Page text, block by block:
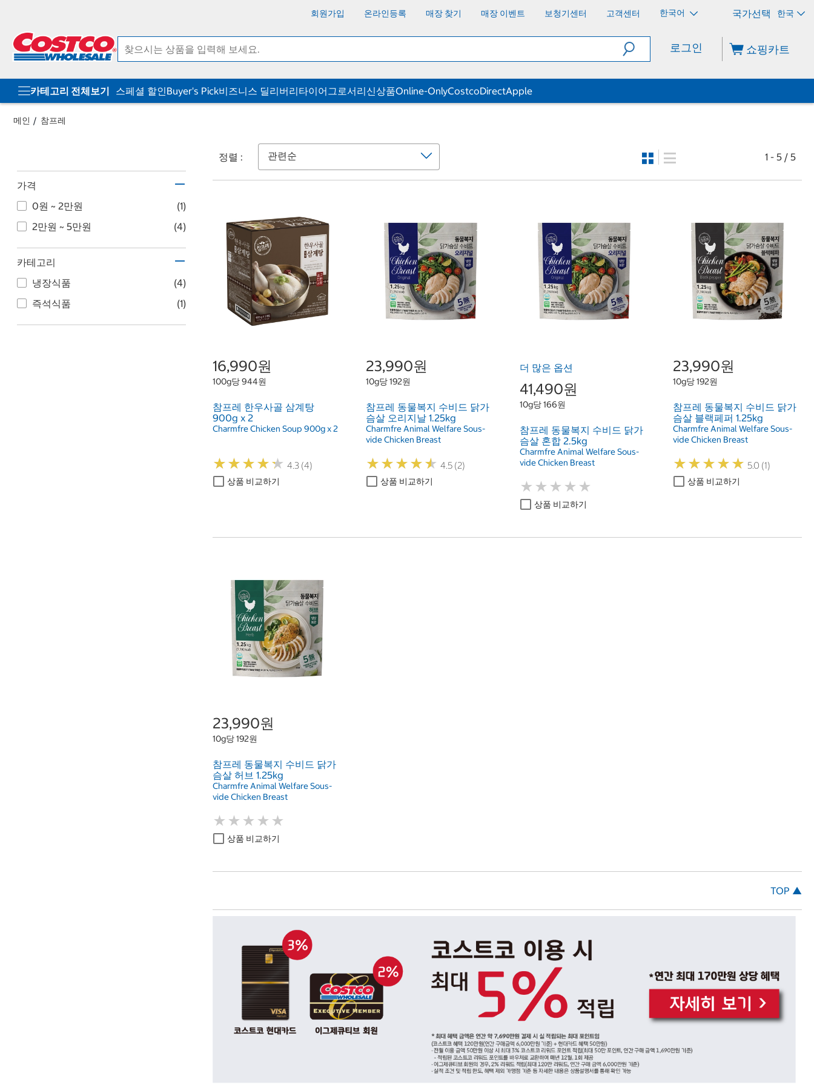
회원가입 온라인등록 매장 찾기 매장 이벤트 보청기센터 고객센터 한국어 한국
로그인 쇼핑카트
카테고리 전체보기 스페셜 할인Buyer's Pick비즈니스 딜리버리타이어그로서리신상품Online-OnlyCostcoDirectApple
메인 참프레
가격
0원 ~ 2만원
(1)
2만원 ~ 5만원
(4)
카테고리
냉장식품
(4)
즉석식품
(1)
정렬 : 1 - 5 / 5
16,990원
100g당 944원
참프레 한우사골 삼계탕
900g x 2
Charmfre Chicken Soup 900g x 2
★★★★★
★★★★★ 4.3 (4)
상품 비교하기
23,990원
10g당 192원
참프레 동물복지 수비드 닭가
슴살 오리지날 1.25kg
Charmfre Animal Welfare Sous-
vide Chicken Breast
★★★★★
★★★★★ 4.5 (2)
상품 비교하기
더 많은 옵션
41,490원
10g당 166원
참프레 동물복지 수비드 닭가
슴살 혼합 2.5kg
Charmfre Animal Welfare Sous-
vide Chicken Breast
★ ★ ★ ★ ★
★ ★ ★ ★ ★
상품 비교하기
23,990원
10g당 192원
참프레 동물복지 수비드 닭가
슴살 블랙페퍼 1.25kg
Charmfre Animal Welfare Sous-
vide Chicken Breast
★★★★★
★★★★★ 5.0 (1)
상품 비교하기
23,990원
10g당 192원
참프레 동물복지 수비드 닭가
슴살 허브 1.25kg
Charmfre Animal Welfare Sous-
vide Chicken Breast
★ ★ ★ ★ ★
★ ★ ★ ★ ★
상품 비교하기
TOP ▲